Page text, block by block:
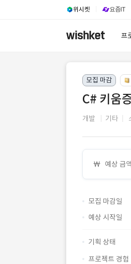
위시켓 요즘IT
프
모집 마감
C# 키움
개발 기타
예상 금액
모집 마감일
예상 시작일
기획 상태
프로젝트 경험